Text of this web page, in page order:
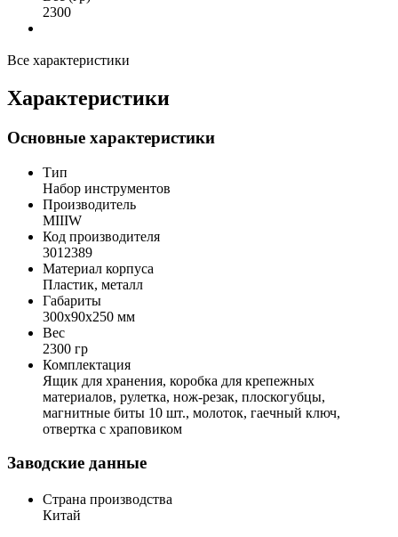
2300
Все характеристики
Характеристики
Основные характеристики
Тип
Набор инструментов
Производитель
MIIIW
Код производителя
3012389
Материал корпуса
Пластик, металл
Габариты
300x90x250 мм
Вес
2300 гр
Комплектация
Ящик для хранения, коробка для крепежных
материалов, рулетка, нож-резак, плоскогубцы,
магнитные биты 10 шт., молоток, гаечный ключ,
отвертка с храповиком
Заводские данные
Страна производства
Китай